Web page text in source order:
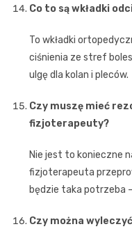
Co to są wkładki
To wkładki
ciśnienia ze stref
ulgę dla kolan i pleców.
Czy muszę mieć
fizjoterapeuty?
Nie jest to konieczne
fizjoterapeuta
będzie taka potrzeba –
Czy można